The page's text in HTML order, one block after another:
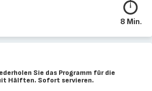
8 Min.
Sie das Programm für die
Hälften. Sofort servieren.